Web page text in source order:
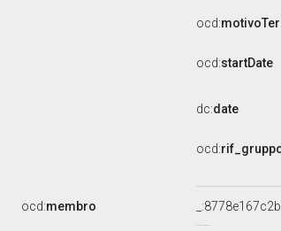
ocd:
ocd:startDate
dc:date
ocd:
ocd:membro